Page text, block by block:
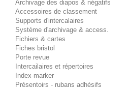
Archivage des diapos & négatifs
Accessoires de classement
Supports d'intercalaires
Système d'archivage & access.
Fichiers & cartes
Fiches bristol
Porte revue
Intercailaires et répertoires
Index-marker
Présentoirs - rubans adhésifs